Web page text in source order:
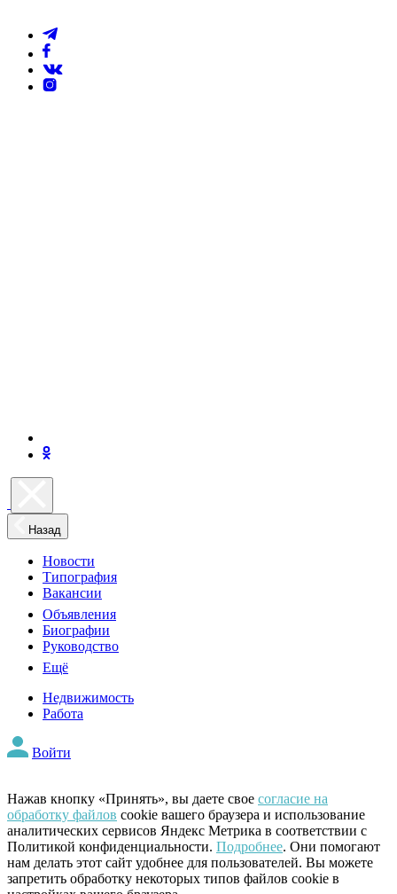
Назад
Новости
Типография
Вакансии
Объявления
Биографии
Руководство
Ещё
Недвижимость
Работа
Войти
Нажав кнопку «Принять», вы даете свое согласие на
обработку файлов cookie вашего браузера и использование
аналитических сервисов Яндекс Метрика в соответствии с
Политикой конфиденциальности. Подробнее. Они помогают
нам делать этот сайт удобнее для пользователей. Вы можете
запретить обработку некоторых типов файлов cookie в